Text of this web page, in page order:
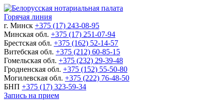
Горячая линия
г. Минск +375 (17) 243-08-95
Минская обл. +375 (17) 251-07-94
Брестская обл. +375 (162) 52-14-57
Витебская обл. +375 (212) 60-85-15
Гомельская обл. +375 (232) 29-39-48
Гродненская обл. +375 (152) 55-50-80
Могилевская обл. +375 (222) 76-48-50
БНП +375 (17) 323-59-34
Запись на прием